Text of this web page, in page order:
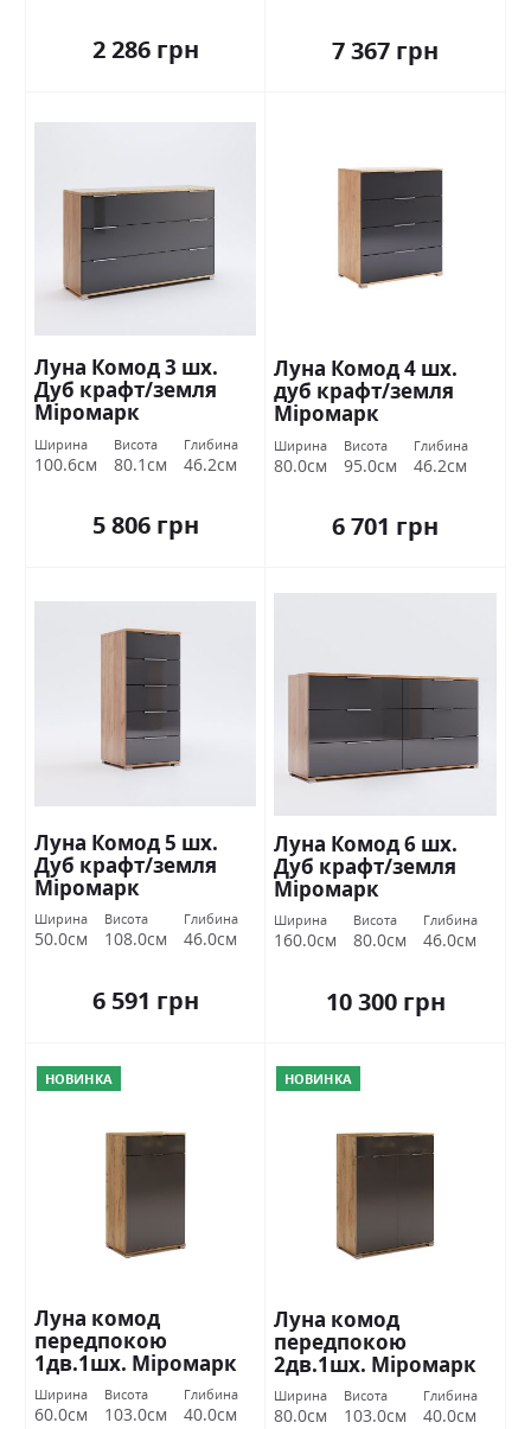
2 286 грн 7 367 грн
Луна Комод 3 шх.
Дуб крафт/земля
Міромарк
Ширина
100.6см
Висота
80.1см
Глибина
46.2см
5 806 грн
Луна Комод 4 шх.
дуб крафт/земля
Міромарк
Ширина
80.0см
Висота
95.0см
Глибина
46.2см
6 701 грн
Луна Комод 5 шх.
Дуб крафт/земля
Міромарк
Ширина
50.0см
Висота
108.0см
Глибина
46.0см
6 591 грн
Луна Комод 6 шх.
Дуб крафт/земля
Міромарк
Ширина
160.0см
Висота
80.0см
Глибина
46.0см
10 300 грн
НОВИНКА
Луна комод
передпокою
1дв.1шх. Міромарк
Ширина
60.0см
Висота
103.0см
Глибина
40.0см
НОВИНКА
Луна комод
передпокою
2дв.1шх. Міромарк
Ширина
80.0см
Висота
103.0см
Глибина
40.0см